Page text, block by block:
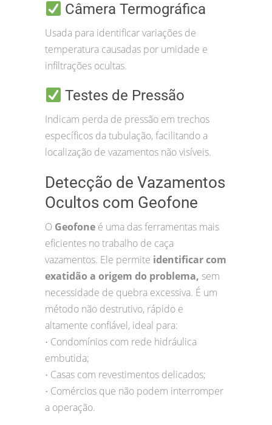
Câmera Termográfica
Usada para identificar variações de
temperatura causadas por umidade e
infiltrações ocultas.
Testes de Pressão
Indicam perda de pressão em trechos
específicos da tubulação, facilitando a
localização de vazamentos não visíveis.
Detecção de Vazamentos
Ocultos com Geofone
O Geofone é uma das ferramentas mais
eficientes no trabalho de caça
vazamentos. Ele permite identificar com
exatidão a origem do problema, sem
necessidade de quebra excessiva. É um
método não destrutivo, rápido e
altamente confiável, ideal para:
• Condomínios com rede hidráulica
embutida;
• Casas com revestimentos delicados;
• Comércios que não podem interromper
a operação.